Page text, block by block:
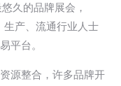
久的品牌展会，
产、流通行业人士
平台。
源整合，许多品牌开